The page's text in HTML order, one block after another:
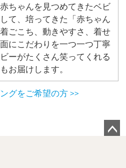
ちゃんを見つめてきたベビ
て、培ってきた「赤ちゃん
ごこち、動きやすさ、着せ
にこだわりを一つ一つ丁寧
ーがたくさん笑ってくれる
お届けします。
グをご希望の方 >>